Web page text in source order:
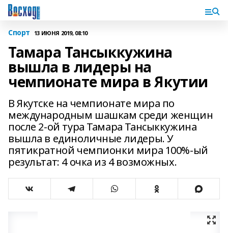
Спорт 13 ИЮНЯ 2019, 08:10
Тамара Тансыккужина
вышла в лидеры на
чемпионате мира в Якутии
В Якутске на чемпионате мира по
международным шашкам среди женщин
после 2-ой тура Тамара Тансыккужина
вышла в единоличные лидеры. У
пятикратной чемпионки мира 100%-ый
результат: 4 очка из 4 возможных.